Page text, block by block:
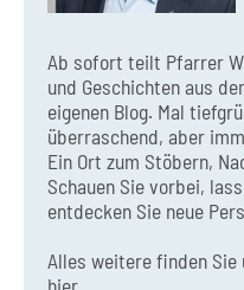
Ab sofort teilt Pfarrer
und Geschichten aus
eigenen Blog. Mal
überraschend, aber
Ein Ort zum Stöbern,
Schauen Sie vorbei,
entdecken Sie neue
Alles weitere finden